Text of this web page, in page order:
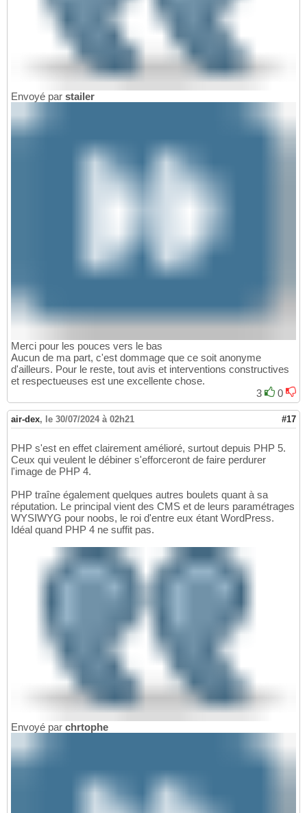
Envoyé par stailer
Merci pour les pouces vers le bas
Aucun de ma part, c'est dommage que ce soit anonyme
d'ailleurs. Pour le reste, tout avis et interventions constructives
et respectueuses est une excellente chose.
3
0
air-dex, le 30/07/2024 à 02h21 #17
PHP s'est en effet clairement amélioré, surtout depuis PHP 5.
Ceux qui veulent le débiner s'efforceront de faire perdurer
l'image de PHP 4.
PHP traîne également quelques autres boulets quant à sa
réputation. Le principal vient des CMS et de leurs paramétrages
WYSIWYG pour noobs, le roi d'entre eux étant WordPress.
Idéal quand PHP 4 ne suffit pas.
Envoyé par chrtophe